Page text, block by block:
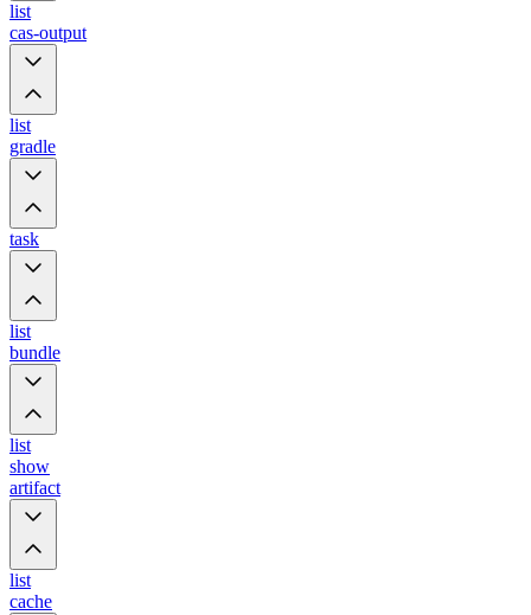
list
cas-output
list
gradle
task
list
bundle
list
show
artifact
list
cache